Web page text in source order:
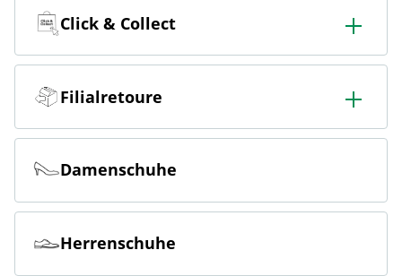
liefern lassen.
Click & Collect
Online bestellen & kostenlos in der Filiale abholen.
Filialretoure
Online bestellen & kostenlos in der Filiale zurückgeben.
Damenschuhe
Herrenschuhe